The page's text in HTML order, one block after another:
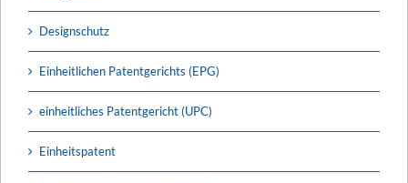
Designschutz
Einheitlichen Patentgerichts (EPG)
einheitliches Patentgericht (UPC)
Einheitspatent